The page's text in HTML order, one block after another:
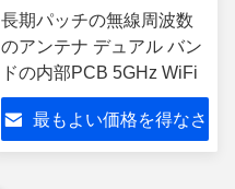
長期パッチの無線周波数
のアンテナ デュアル バン
ドの内部PCB 5GHz WiFi
最もよい価格を得なさ